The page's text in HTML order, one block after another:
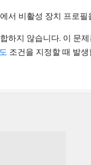
서 비활성 장치 프로필
지 않습니다. 이 문
조건을 지정할 때 발